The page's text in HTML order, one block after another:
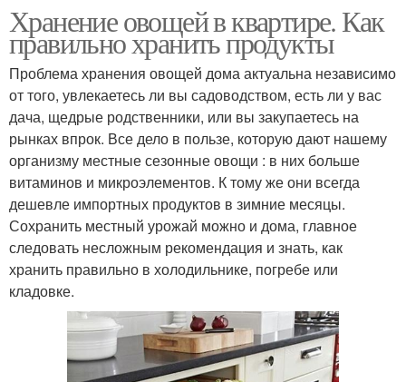
Хранение овощей в квартире. Как
правильно хранить продукты
Проблема хранения овощей дома актуальна независимо
от того, увлекаетесь ли вы садоводством, есть ли у вас
дача, щедрые родственники, или вы закупаетесь на
рынках впрок. Все дело в пользе, которую дают нашему
организму местные сезонные овощи : в них больше
витаминов и микроэлементов. К тому же они всегда
дешевле импортных продуктов в зимние месяцы.
Сохранить местный урожай можно и дома, главное
следовать несложным рекомендация и знать, как
хранить правильно в холодильнике, погребе или
кладовке.